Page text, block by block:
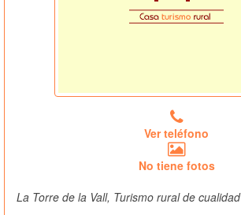
Ver teléfono
No tiene fotos
La Torre de la Vall, Turismo rural de cualidad